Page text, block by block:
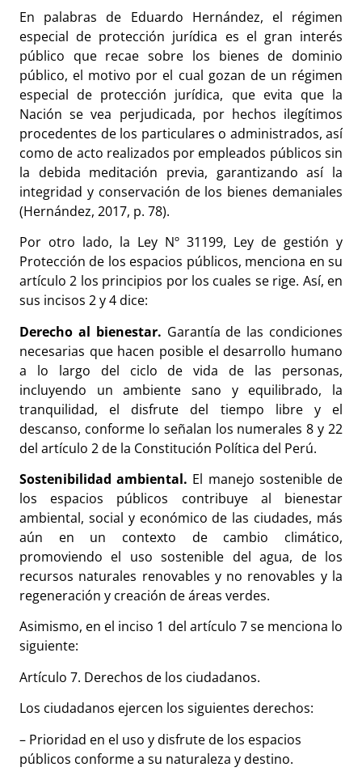
En palabras de Eduardo Hernández, el régimen
especial de protección jurídica es el gran interés
público que recae sobre los bienes de dominio
público, el motivo por el cual gozan de un régimen
especial de protección jurídica, que evita que la
Nación se vea perjudicada, por hechos ilegítimos
procedentes de los particulares o administrados, así
como de acto realizados por empleados públicos sin
la debida meditación previa, garantizando así la
integridad y conservación de los bienes demaniales
(Hernández, 2017, p. 78).
Por otro lado, la Ley Nº 31199, Ley de gestión y
Protección de los espacios públicos, menciona en su
artículo 2 los principios por los cuales se rige. Así, en
sus incisos 2 y 4 dice:
Derecho al bienestar. Garantía de las condiciones
necesarias que hacen posible el desarrollo humano
a lo largo del ciclo de vida de las personas,
incluyendo un ambiente sano y equilibrado, la
tranquilidad, el disfrute del tiempo libre y el
descanso, conforme lo señalan los numerales 8 y 22
del artículo 2 de la Constitución Política del Perú.
Sostenibilidad ambiental. El manejo sostenible de
los espacios públicos contribuye al bienestar
ambiental, social y económico de las ciudades, más
aún en un contexto de cambio climático,
promoviendo el uso sostenible del agua, de los
recursos naturales renovables y no renovables y la
regeneración y creación de áreas verdes.
Asimismo, en el inciso 1 del artículo 7 se menciona lo
siguiente:
Artículo 7. Derechos de los ciudadanos.
Los ciudadanos ejercen los siguientes derechos:
– Prioridad en el uso y disfrute de los espacios
públicos conforme a su naturaleza y destino.